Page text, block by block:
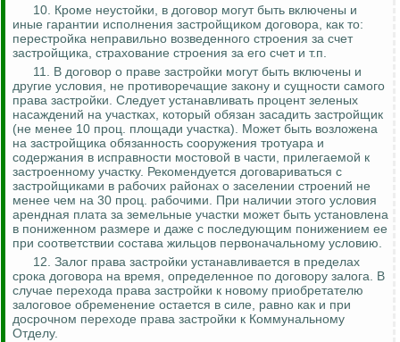
10. Кроме неустойки, в договор могут быть включены и
иные гарантии исполнения застройщиком договора, как то:
перестройка неправильно возведенного строения за счет
застройщика, страхование строения за его счет и т.п.
11. В договор о праве застройки могут быть включены и
другие условия, не противоречащие закону и сущности самого
права застройки. Следует устанавливать процент зеленых
насаждений на участках, который обязан засадить застройщик
(не менее 10 проц. площади участка). Может быть возложена
на застройщика обязанность сооружения тротуара и
содержания в исправности мостовой в части, прилегаемой к
застроенному участку. Рекомендуется договариваться с
застройщиками в рабочих районах о заселении строений не
менее чем на 30 проц. рабочими. При наличии этого условия
арендная плата за земельные участки может быть установлена
в пониженном размере и даже с последующим понижением ее
при соответствии состава жильцов первоначальному условию.
12. Залог права застройки устанавливается в пределах
срока договора на время, определенное по договору залога. В
случае перехода права застройки к новому приобретателю
залоговое обременение остается в силе, равно как и при
досрочном переходе права застройки к Коммунальному
Отделу.